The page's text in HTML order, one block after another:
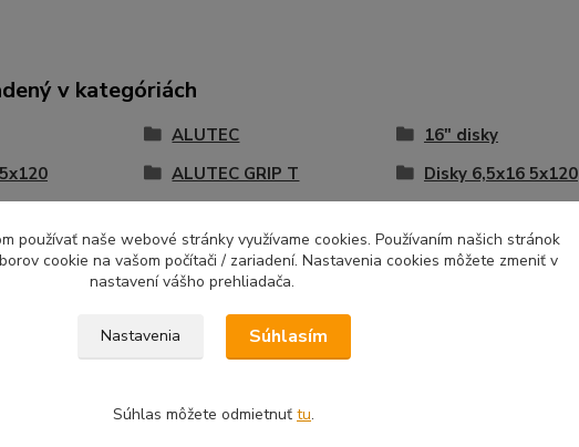
v kategóriách
ALUTEC 16" disky
ALUTEC GRIP T Disky 6,5x16 5x120
používať naše webové stránky využívame cookies. Používaním našich stránok
cookie na vašom počítači / zariadení. Nastavenia cookies môžete zmeniť v
nastavení vášho prehliadača.
Nastavenia Súhlasím
Súhlas môžete odmietnuť tu.